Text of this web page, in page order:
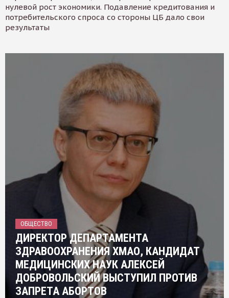
нулевой рост экономики. Подавление кредитования и
потребительского спроса со стороны ЦБ дало свои
результаты
ОБЩЕСТВО
ДИРЕКТОР ДЕПАРТАМЕНТА
ЗДРАВООХРАНЕНИЯ ХМАО, КАНДИДАТ
МЕДИЦИНСКИХ НАУК АЛЕКСЕЙ
ДОБРОВОЛЬСКИЙ ВЫСТУПИЛ ПРОТИВ
ЗАПРЕТА АБОРТОВ